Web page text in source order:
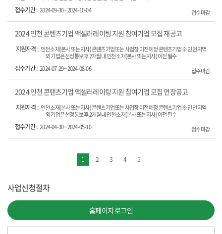
2024-09-30 ~ 2024-10-04
접수마감
2024 인천 콘텐츠기업 액셀러레이팅 지원 참여기업 모집 재공고
인천 소재(본사 또는 지사) 콘텐츠기업 또는 사업장 이전 예정 콘텐츠기업 ※ 인천 지역
외 기업은 선정통보 후 2개월 내 인천 소재(본사 또는 지사) 이전 필수
2024-07-29 ~ 2024-08-06
접수마감
2024 인천 콘텐츠기업 액셀러레이팅 지원 참여기업 모집 연장공고
인천 소재(본사 또는 지사) 콘텐츠기업 또는 사업장 이전 예정 콘텐츠기업 ※ 인천 지역
외 기업은 선정통보 후 2개월 내 인천 소재(본사 또는 지사) 이전 필수
2024-04-30 ~ 2024-05-10
접수마감
1 2 3 4 5
사업신청절차
홈페이지 로그인